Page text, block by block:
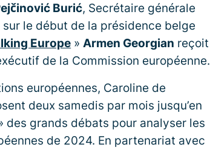
Burić, Secrétaire générale
le début de la présidence belge
Europe » Armen Georgian reçoit
de la Commission européenne.
européennes, Caroline de
deux samedis par mois jusqu’en
des grands débats pour analyser les
de 2024. En partenariat avec